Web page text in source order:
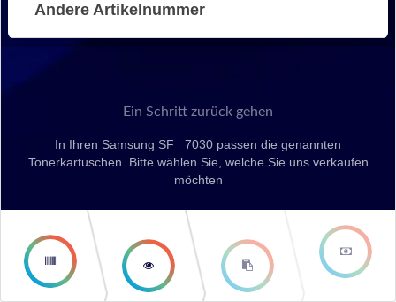
Andere Artikelnummer
Ein Schritt zurück gehen
In Ihren Samsung SF _7030 passen die genannten
Tonerkartuschen. Bitte wählen Sie, welche Sie uns verkaufen
möchten
second
step
third step